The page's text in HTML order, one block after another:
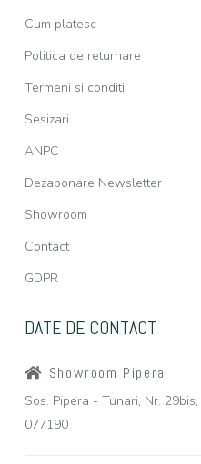
Cum platesc
Politica de returnare
Termeni si conditii
Sesizari
ANPC
Dezabonare Newsletter
Showroom
Contact
GDPR
DATE DE CONTACT
Showroom Pipera
Sos. Pipera - Tunari, Nr.
077190